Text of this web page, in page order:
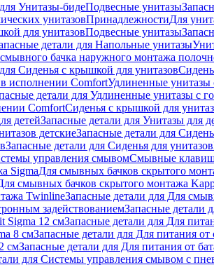
Унитазы-бидеПодвесные унитазы
унитазовПринадлежностиДля
для унитазовПодвесные унитазы
детали для Напольные унитазы
бачка наружного монтажа
Сиденья с крышкой для унитазов
исполнении ComfortУдлиненные
детали для Удлиненные унитазы с
ComfortСиденья с крышкой для
детейЗапасные детали для Унитазы для
детскиеЗапасные детали для
Запасные детали для Сиденья для унитазов
управления смывомСмывные
SigmaДля смывных бачков скрытого
смывных бачков скрытого монтажа
TwinlineЗапасные детали для Для
задействованиемЗапасные детали
Sigma 12 смЗапасные детали для Для
8 смЗапасные детали для Для питания
смЗапасные детали для Для питания от
для Системы управления смывом с